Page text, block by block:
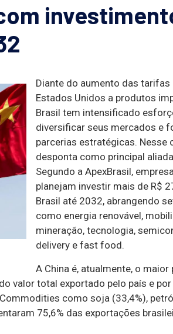
Diante do aumento das
Estados Unidos a produtos
Brasil tem intensificado
diversificar seus mercados e
parcerias estratégicas. Nesse
desponta como principal
Segundo a ApexBrasil,
planejam investir mais de R$
Brasil até 2032, abrangendo
como energia renovável,
mineração, tecnologia,
delivery e fast food.
A China é, atualmente, o maior
valor total exportado pelo país e por
como soja (33,4%),
75,6% das exportações